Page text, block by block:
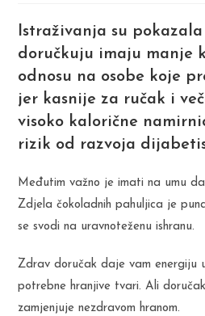
Istraživanja su
doručkuju imaju manje
odnosu na osobe koje
jer kasnije za ručak i
visoko kalorične
rizik od razvoja
Međutim važno je imati na umu
Zdjela čokoladnih pahuljica je
se svodi na uravnoteženu ishranu.
Zdrav doručak daje vam energiju
potrebne hranjive tvari. Ali
zamjenjuje nezdravom hranom.